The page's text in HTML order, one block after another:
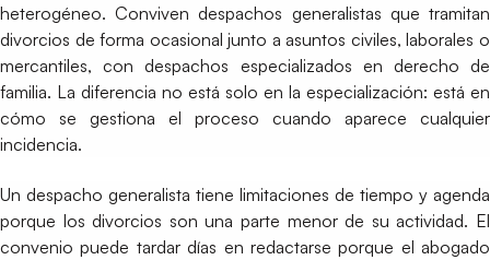
heterogéneo. Conviven despachos generalistas que tramitan
divorcios de forma ocasional junto a asuntos civiles, laborales o
mercantiles, con despachos especializados en derecho de
familia. La diferencia no está solo en la especialización: está en
cómo se gestiona el proceso cuando aparece cualquier
incidencia.
Un despacho generalista tiene limitaciones de tiempo y agenda
porque los divorcios son una parte menor de su actividad. El
convenio puede tardar días en redactarse porque el abogado